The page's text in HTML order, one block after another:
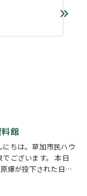
館
にちは。草加市民ハウ
でございます。 本日
爆が投下された日に